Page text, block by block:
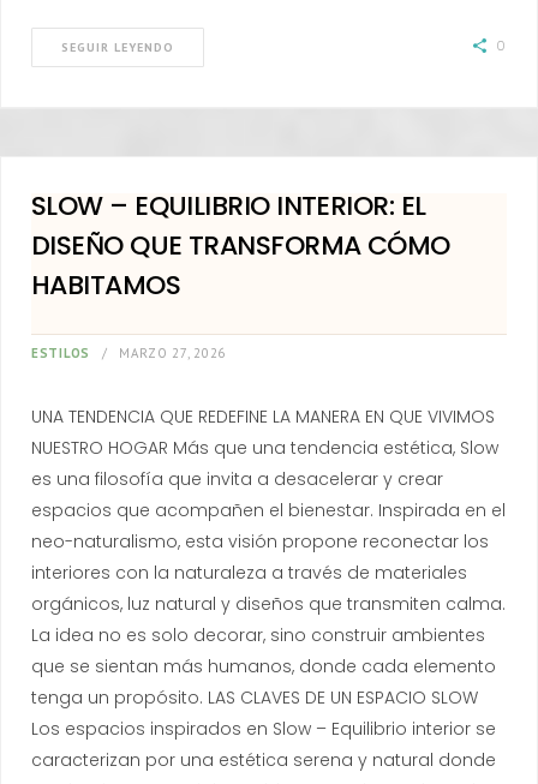
SEGUIR LEYENDO 0
SLOW – EQUILIBRIO INTERIOR: EL
DISEÑO QUE TRANSFORMA CÓMO
HABITAMOS
ESTILOS MARZO 27, 2026
UNA TENDENCIA QUE REDEFINE LA MANERA EN QUE VIVIMOS
NUESTRO HOGAR Más que una tendencia estética, Slow
es una filosofía que invita a desacelerar y crear
espacios que acompañen el bienestar. Inspirada en el
neo-naturalismo, esta visión propone reconectar los
interiores con la naturaleza a través de materiales
orgánicos, luz natural y diseños que transmiten calma.
La idea no es solo decorar, sino construir ambientes
que se sientan más humanos, donde cada elemento
tenga un propósito. LAS CLAVES DE UN ESPACIO SLOW
Los espacios inspirados en Slow – Equilibrio interior se
caracterizan por una estética serena y natural donde